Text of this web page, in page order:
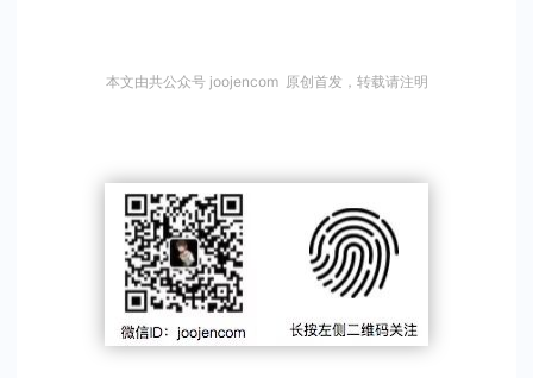
本文由共公众号 joojencom 原创首发，转载请注明